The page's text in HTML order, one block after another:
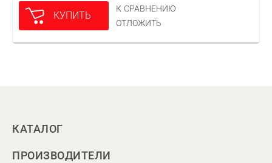
КУПИТЬ
К СРАВНЕНИЮ
ОТЛОЖИТЬ
КАТАЛОГ
ПРОИЗВОДИТЕЛИ